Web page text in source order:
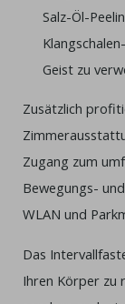
Salz-Öl-
Geist zu
Zusätzlich
Zugang zum
Bewegungs-
WLAN und
Das
Ihren Körper zu